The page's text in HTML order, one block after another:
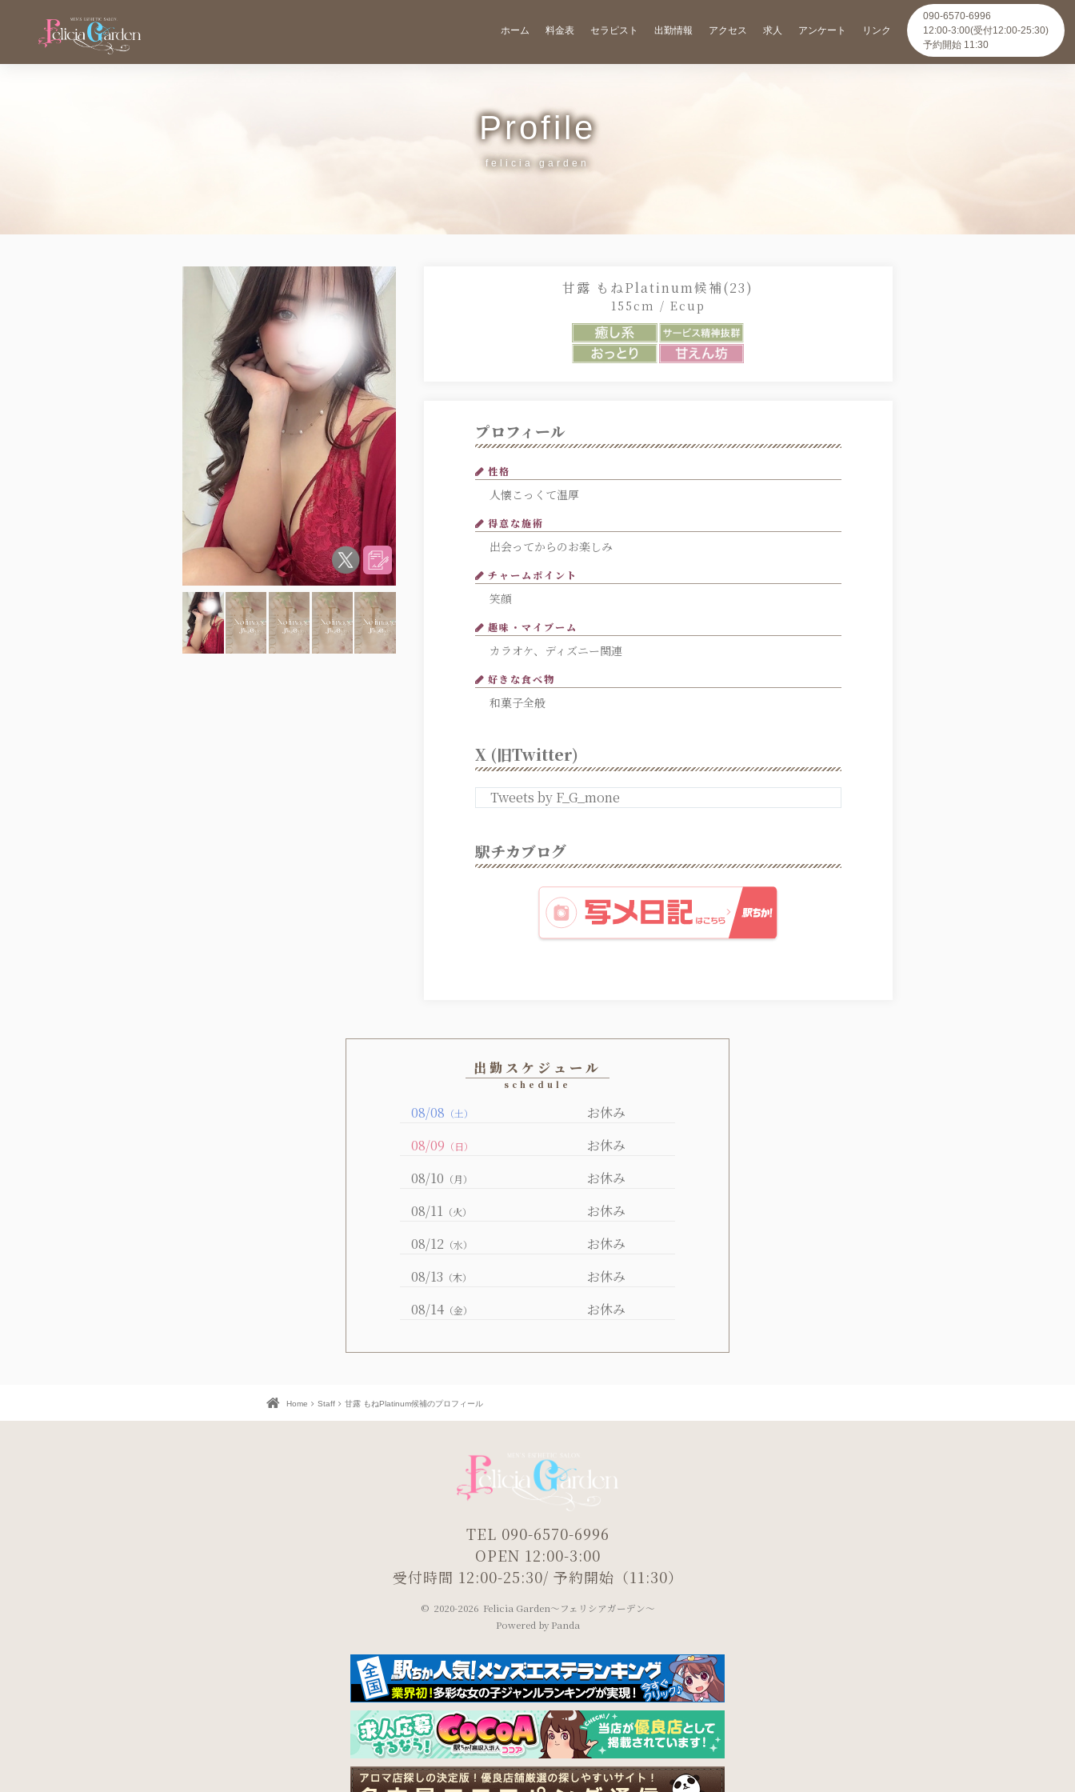
ホーム 料金表 セラピスト 出勤情報 アクセス 求人 アンケート リンク
090-6570-6996
12:00-3:00(受付12:00-25:30)
予約開始 11:30
Profile
甘露 もねPlatinum候補(23)
155cm / Ecup
プロフィール
性格
人懐こっくて温厚
得意な施術
出会ってからのお楽しみ
チャームポイント
笑顔
趣味・マイブーム
カラオケ、ディズニー関連
好きな食べ物
和菓子全般
X (旧Twitter)
Tweets by F_G_mone
駅チカブログ
出勤スケジュール
08/08 （土）
お休み
08/09 （日）
お休み
08/10 （月）
お休み
08/11 （火）
お休み
08/12 （水）
お休み
08/13 （木）
お休み
08/14（金） お休み
Home Staff 甘露 もねPlatinum候補のプロフィール
TEL 090-6570-6996
OPEN 12:00-3:00
受付時間 12:00-25:30/ 予約開始（11:30）
© 2020-2026 Felicia Garden～フェリシアガーデン～
Powered by Panda